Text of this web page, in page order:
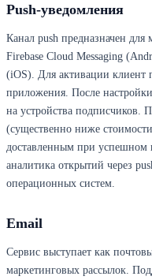
Push-уведомления
Канал push предназначен
Firebase Cloud Messaging
(iOS). Для активации клиент
приложения. После
на устройства подписчиков.
(существенно ниже
доставленным при успешном
аналитика открытий через
операционных систем.
Email
Сервис выступает как
маркетинговых рассылок.